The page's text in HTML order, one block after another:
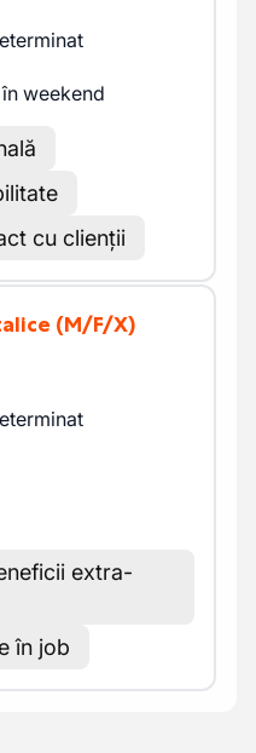
weekend
cu clienții
(M/F/X)
extra-
în job